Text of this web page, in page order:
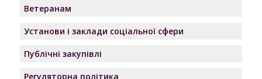
Ветеранам
Установи і заклади соціальної сфери
Публічні закупівлі
Регуляторна політика